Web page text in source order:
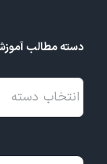
دسته مطالب
دسته